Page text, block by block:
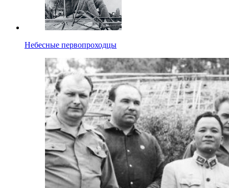
Небесные первопроходцы